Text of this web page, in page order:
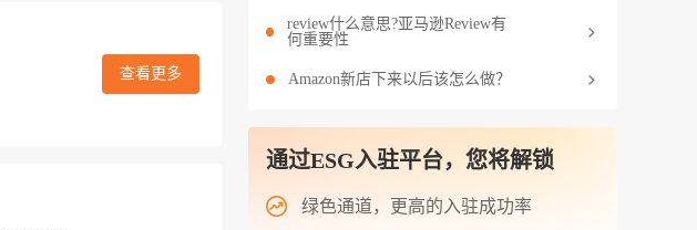
查看更多
review什么意思?亚马逊Review有
何重要性
Amazon新店下来以后该怎么做？
通过ESG入驻平台，您将解锁
绿色通道，更高的入驻成功率